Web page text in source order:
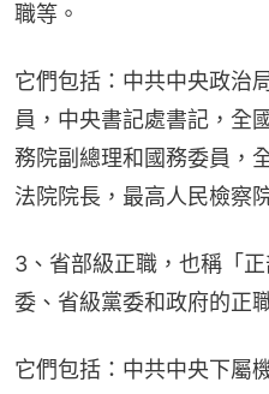
職等。
它們包括：中共中央政治
員，中央書記處書記，全
務院副總理和國務委員，
法院院長，最高人民檢察
3、省部級正職，也稱「
委、省級黨委和政府的正
它們包括：中共中央下屬